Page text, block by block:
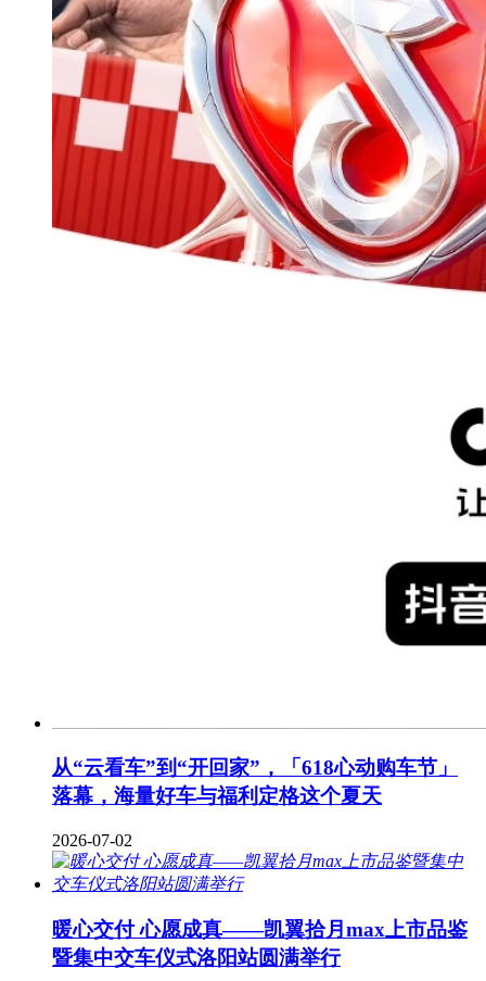
从“云看车”到“开回家”，「618心动购车节」
落幕，海量好车与福利定格这个夏天
2026-07-02
暖心交付 心愿成真——凯翼拾月max上市品鉴
暨集中交车仪式洛阳站圆满举行